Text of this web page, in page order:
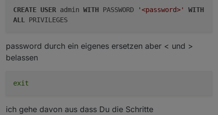
CREATE USER admin WITH PASSWORD '<password>'
WITH
ALL PRIVILEGES
password durch ein eigenes ersetzen aber < und >
belassen
exit
ich gehe davon aus dass Du die Schritte